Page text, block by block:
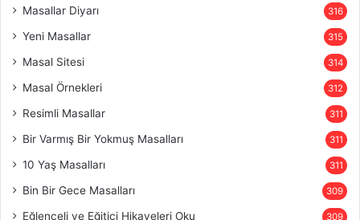
Masallar Diyarı 316
Yeni Masallar 315
Masal Sitesi 314
Masal Örnekleri 312
Resimli Masallar 311
Bir Varmış Bir Yokmuş Masalları 311
10 Yaş Masalları 311
Bin Bir Gece Masalları 309
Eğlenceli ve Eğitici Hikayeleri Oku 309